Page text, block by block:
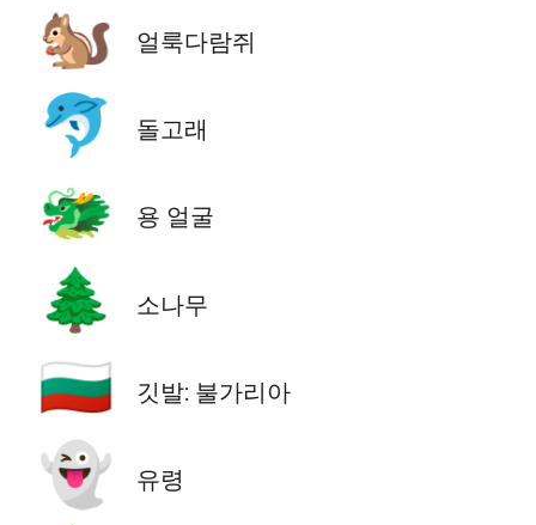
🐿️ 얼룩다람쥐
🐬 돌고래
🐲 용 얼굴
🌲 소나무
🇧🇬 깃발: 불가리아
👻 유령